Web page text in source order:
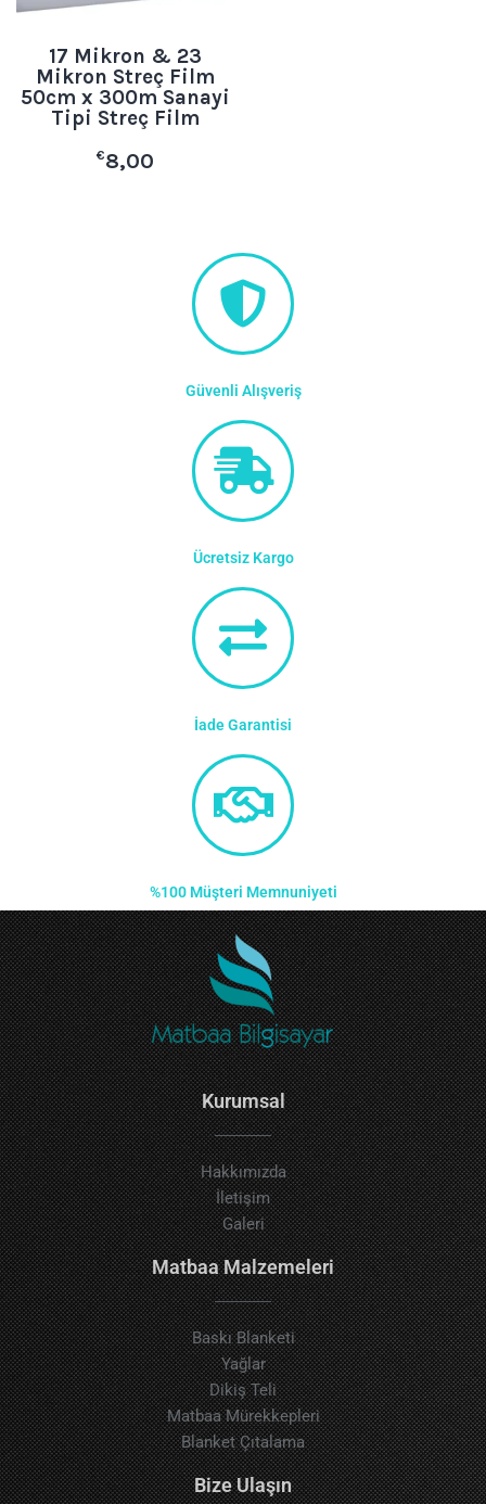
17 Mikron & 23
Mikron Streç Film
50cm x 300m Sanayi
Tipi Streç Film
€8,00
Güvenli Alışveriş
Ücretsiz Kargo
İade Garantisi
%100 Müşteri Memnuniyeti
Kurumsal
Hakkımızda
İletişim
Galeri
Matbaa Malzemeleri
Baskı Blanketi
Yağlar
Dikiş Teli
Matbaa Mürekkepleri
Blanket Çıtalama
Bize Ulaşın